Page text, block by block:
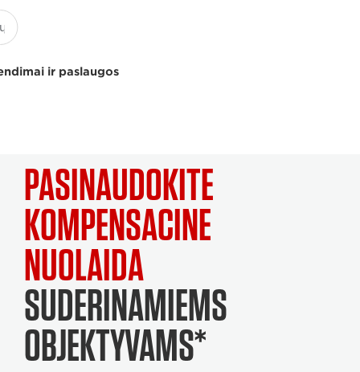
ir paslaugos
PASINAUDOKITE
KOMPENSACINE
NUOLAIDA
SUDERINAMIEMS
OBJEKTYVAMS*